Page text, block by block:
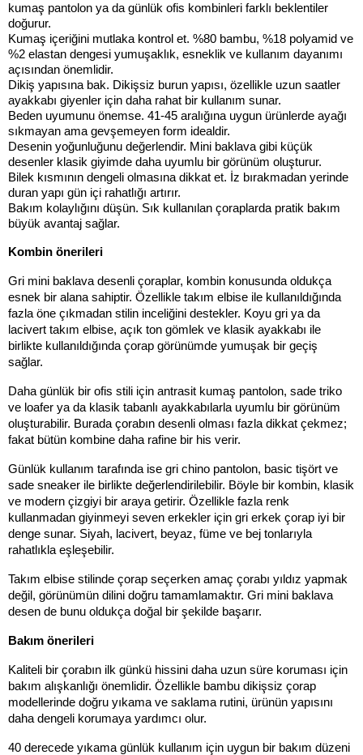
kumaş pantolon ya da günlük ofis kombinleri farklı beklentiler
doğurur.
Kumaş içeriğini mutlaka kontrol et. %80 bambu, %18 polyamid ve
%2 elastan dengesi yumuşaklık, esneklik ve kullanım dayanımı
açısından önemlidir.
Dikiş yapısına bak. Dikişsiz burun yapısı, özellikle uzun saatler
ayakkabı giyenler için daha rahat bir kullanım sunar.
Beden uyumunu önemse. 41-45 aralığına uygun ürünlerde ayağı
sıkmayan ama gevşemeyen form idealdir.
Desenin yoğunluğunu değerlendir. Mini baklava gibi küçük
desenler klasik giyimde daha uyumlu bir görünüm oluşturur.
Bilek kısmının dengeli olmasına dikkat et. İz bırakmadan yerinde
duran yapı gün içi rahatlığı artırır.
Bakım kolaylığını düşün. Sık kullanılan çoraplarda pratik bakım
büyük avantaj sağlar.
Kombin önerileri
Gri mini baklava desenli çoraplar, kombin konusunda oldukça
esnek bir alana sahiptir. Özellikle takım elbise ile kullanıldığında
fazla öne çıkmadan stilin inceliğini destekler. Koyu gri ya da
lacivert takım elbise, açık ton gömlek ve klasik ayakkabı ile
birlikte kullanıldığında çorap görünümde yumuşak bir geçiş
sağlar.
Daha günlük bir ofis stili için antrasit kumaş pantolon, sade triko
ve loafer ya da klasik tabanlı ayakkabılarla uyumlu bir görünüm
oluşturabilir. Burada çorabın desenli olması fazla dikkat çekmez;
fakat bütün kombine daha rafine bir his verir.
Günlük kullanım tarafında ise gri chino pantolon, basic tişört ve
sade sneaker ile birlikte değerlendirilebilir. Böyle bir kombin, klasik
ve modern çizgiyi bir araya getirir. Özellikle fazla renk
kullanmadan giyinmeyi seven erkekler için gri erkek çorap iyi bir
denge sunar. Siyah, lacivert, beyaz, füme ve bej tonlarıyla
rahatlıkla eşleşebilir.
Takım elbise stilinde çorap seçerken amaç çorabı yıldız yapmak
değil, görünümün dilini doğru tamamlamaktır. Gri mini baklava
desen de bunu oldukça doğal bir şekilde başarır.
Bakım önerileri
Kaliteli bir çorabın ilk günkü hissini daha uzun süre koruması için
bakım alışkanlığı önemlidir. Özellikle bambu dikişsiz çorap
modellerinde doğru yıkama ve saklama rutini, ürünün yapısını
daha dengeli korumaya yardımcı olur.
40 derecede yıkama günlük kullanım için uygun bir bakım düzeni